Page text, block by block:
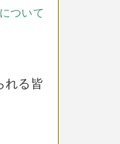
ついて
れる皆